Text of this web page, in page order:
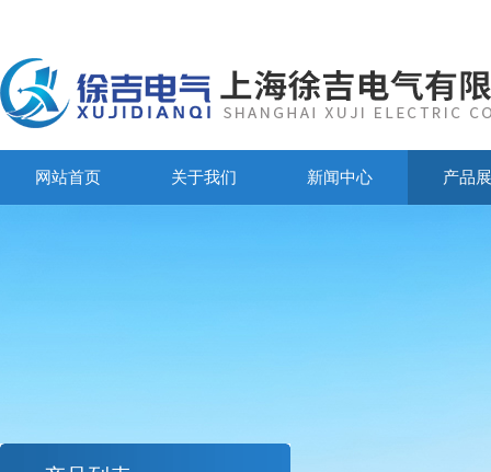
网站首页 关于我们 新闻中心 产品